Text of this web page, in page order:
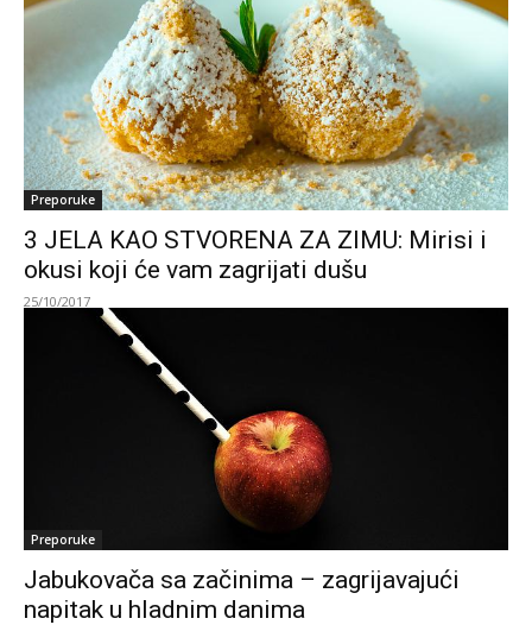
Preporuke
3 JELA KAO STVORENA ZA ZIMU: Mirisi i
okusi koji će vam zagrijati dušu
25/10/2017
Preporuke
Jabukovača sa začinima – zagrijavajući
napitak u hladnim danima